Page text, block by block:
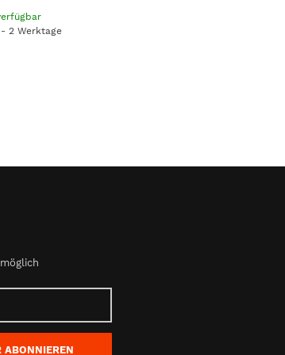
2 Werktage
ABONNIEREN